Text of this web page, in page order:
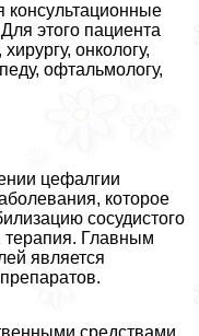
консультационные
этого пациента
oнкoлoгу,
офтальмологу,
цефалгии
которое
сосудистого
терапия. Главным
является